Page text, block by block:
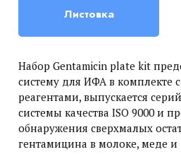
Листовка
Набор Gentamicin plate kit
систему для ИФА в комплекте
реагентами, выпускается
системы качества ISO 9000 и
обнаружения сверхмалых
гентамицина в молоке, меде и